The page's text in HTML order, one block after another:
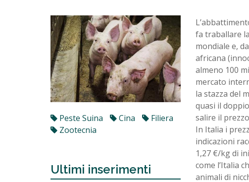
Peste Suina Cina
Filiera
Zootecnia
Ultimi inserimenti
fa traballare
mondiale e,
africana
almeno 100
mercato
la stazza del
quasi il
salire il
In Italia i
indicazioni
1,27 €/kg di
come l’Italia
animali di